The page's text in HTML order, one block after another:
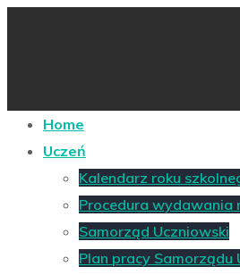
Home
Uczeń
Kalendarz roku
Procedura wydawania
Samorząd Uczniowski
Plan pracy Samorządu